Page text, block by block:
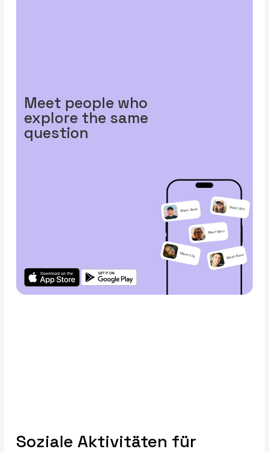
Meet people who
explore the same
question
Soziale Aktivitäten für